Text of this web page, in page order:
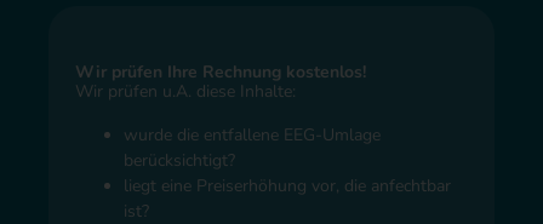
Wir prüfen Ihre Rechnung kostenlos!
Wir prüfen u.A. diese Inhalte:
wurde die entfallene EEG-Umlage
berücksichtigt?
liegt eine Preiserhöhung vor, die anfechtbar
ist?